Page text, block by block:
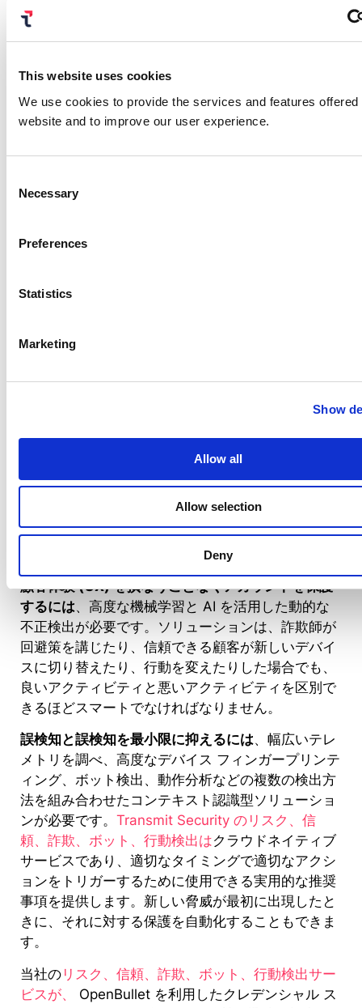
This website uses cookies
We use cookies to provide the services and features offered
website and to improve our user experience.
Selection
Necessary
Preferences
Statistics
Marketing
Show
Allow all
Allow selection
Deny
自動化ツールによって行われたリクエストにはすべ
て同じ属性または特定の異常があります。当社では
査してマッピングし、検出能力を強化しています。
防御を実行する
OpenBullet の強力な機能、更新された構成、応答
ンシャル スタッフィング攻撃を自動化できます。こ
た理由は簡単に理解でき、今後もさらに増えること
では準備をしましょう。OpenBullet やその他の自
ょうか?
IP/プロキシの評判、動作の異常、デバイスの評判、
リアルタイムで評価できる必要があります。継続的
て、リスク、信頼、詐欺、ボット、行動を分析する
必要があります。正確な検出とリスク/信頼性の推奨
により、即時の対応を自動化し、OpenBullet を即
顧客体験 (CX) を損なうことなくアカウントを保護
するには、高度な機械学習と AI を活用した動的な
不正検出が必要です。ソリューションは、詐欺師が
回避策を講じたり、信頼できる顧客が新しいデバイ
スに切り替えたり、行動を変えたりした場合でも、
良いアクティビティと悪いアクティビティを区別で
きるほどスマートでなければなりません。
誤検知と誤検知を最小限に抑えるには、幅広いテレ
メトリを調べ、高度なデバイス フィンガープリンテ
ィング、ボット検出、動作分析などの複数の検出方
法を組み合わせたコンテキスト認識型ソリューショ
ンが必要です。 Transmit Security のリスク、信
頼、詐欺、ボット、行動検出はクラウドネイティブ
サービスであり、適切なタイミングで適切なアクシ
ョンをトリガーするために使用できる実用的な推奨
事項を提供します。新しい脅威が最初に出現したと
きに、それに対する保護を自動化することもできま
す。
当社の リスク、信頼、詐欺、ボット、行動検出サー
ビスが、
OpenBullet を利用したクレデンシャル ス